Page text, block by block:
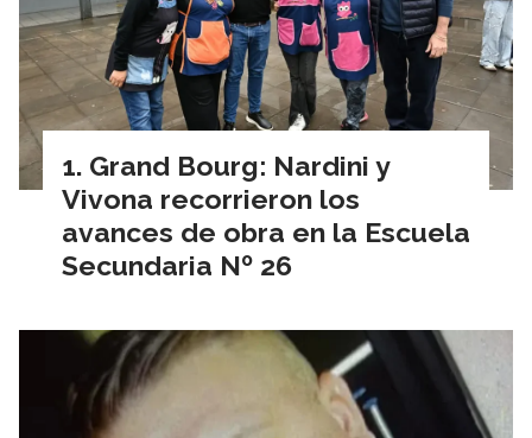
Grand Bourg: Nardini y
Vivona recorrieron los
avances de obra en la Escuela
Secundaria Nº 26